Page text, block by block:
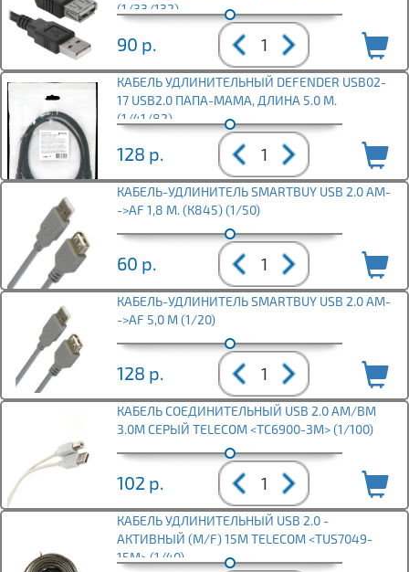
(1/33/132)
90 р.
КАБЕЛЬ УДЛИНИТЕЛЬНЫЙ DEFENDER USB02-
17 USB2.0 ПАПА-МАМА, ДЛИНА 5.0 М.
(1/41/82)
128 р.
КАБЕЛЬ-УДЛИНИТЕЛЬ SMARTBUY USB 2.0 AM-
->AF 1,8 М. (К845) (1/50)
60 р.
КАБЕЛЬ-УДЛИНИТЕЛЬ SMARTBUY USB 2.0 AM-
->AF 5,0 M (1/20)
128 р.
КАБЕЛЬ СОЕДИНИТЕЛЬНЫЙ USB 2.0 AM/BM
3.0М СЕРЫЙ TELECOM <TC6900-3M> (1/100)
102 р.
КАБЕЛЬ УДЛИНИТЕЛЬНЫЙ USB 2.0 -
АКТИВНЫЙ (M/F) 15М TELECOM <TUS7049-
15M> (1/40)